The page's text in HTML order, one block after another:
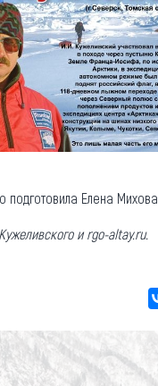
Елена Михова.
и rgo-altay.ru.